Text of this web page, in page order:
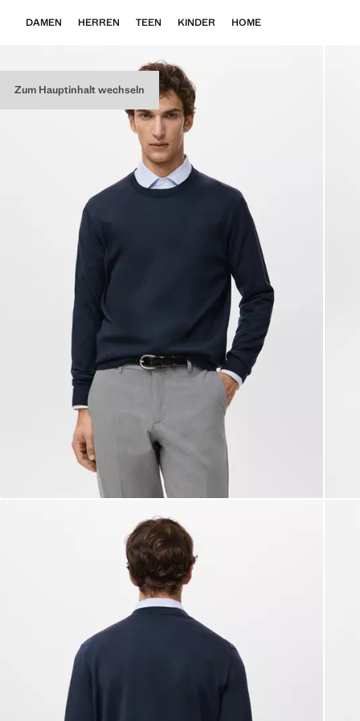
Zum Hauptinhalt wechseln
DAMEN HERREN TEEN KINDER HOME